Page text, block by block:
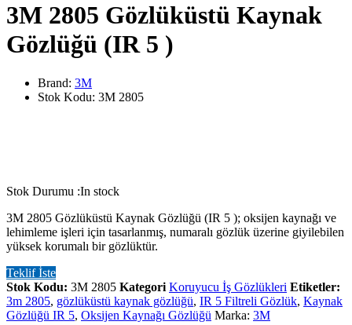
3M 2805 Gözlüküstü Kaynak
Gözlüğü (IR 5 )
Brand: 3M
Stok Kodu: 3M 2805
Stok Durumu :In stock
3M 2805 Gözlüküstü Kaynak Gözlüğü (IR 5 ); oksijen kaynağı ve
lehimleme işleri için tasarlanmış, numaralı gözlük üzerine giyilebilen
yüksek korumalı bir gözlüktür.
Teklif İste
Stok Kodu: 3M 2805 Kategori Koruyucu İş Gözlükleri Etiketler:
3m 2805, gözlüküstü kaynak gözlüğü, IR 5 Filtreli Gözlük, Kaynak
Gözlüğü IR 5, Oksijen Kaynağı Gözlüğü Marka: 3M